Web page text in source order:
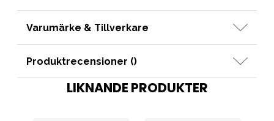
Varumärke & Tillverkare
Produktrecensioner ()
LIKNANDE PRODUKTER